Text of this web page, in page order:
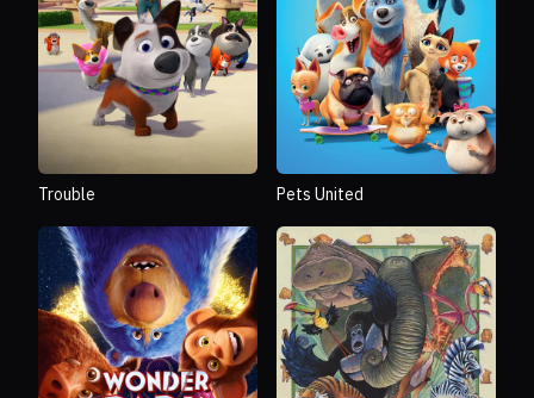
Trouble Pets United